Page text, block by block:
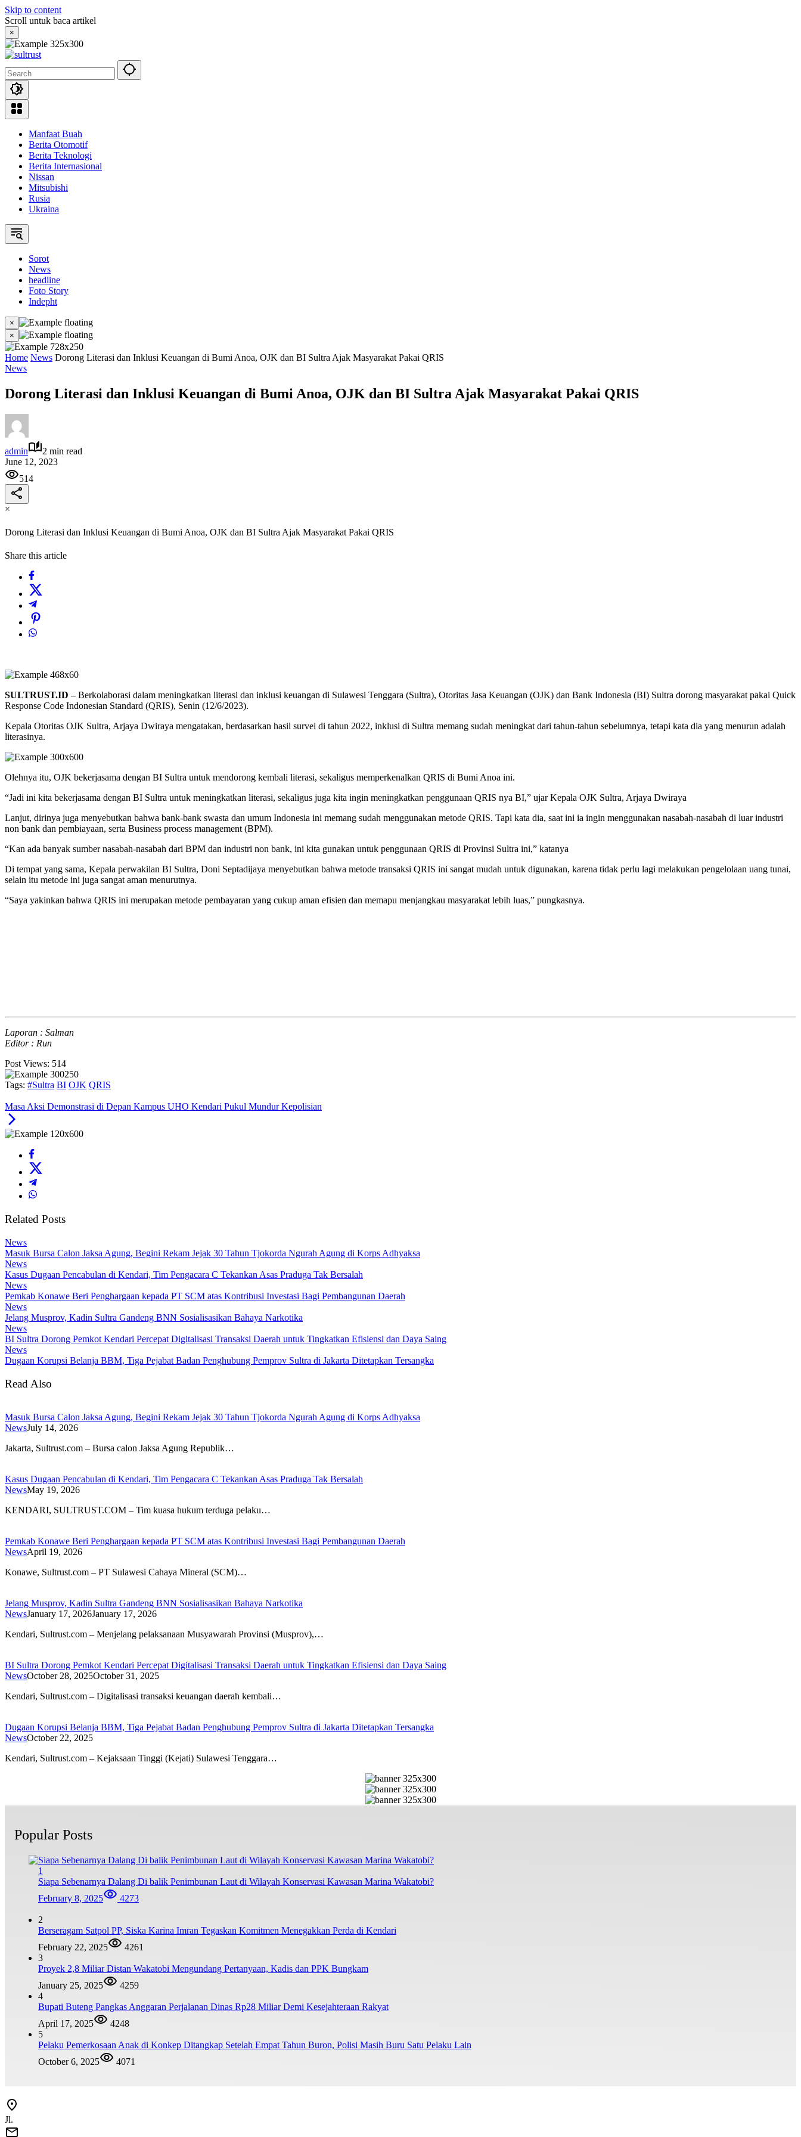
Skip to content
Scroll untuk baca artikel
×
Manfaat Buah
Berita Otomotif
Berita Teknologi
Berita Internasional
Nissan
Mitsubishi
Rusia
Ukraina
Sorot
News
headline
Foto Story
Indepht
×
×
Home News Dorong Literasi dan Inklusi Keuangan di Bumi Anoa, OJK dan BI Sultra Ajak Masyarakat Pakai QRIS
News
Dorong Literasi dan Inklusi Keuangan di Bumi Anoa, OJK dan BI Sultra Ajak Masyarakat Pakai QRIS
admin
2 min read
June 12, 2023
514
×
Dorong Literasi dan Inklusi Keuangan di Bumi Anoa, OJK dan BI Sultra Ajak Masyarakat Pakai QRIS
Share this article
SULTRUST.ID – Berkolaborasi dalam meningkatkan literasi dan inklusi keuangan di Sulawesi Tenggara (Sultra), Otoritas Jasa Keuangan (OJK) dan Bank Indonesia (BI) Sultra dorong masyarakat pakai Quick
Response Code Indonesian Standard (QRIS), Senin (12/6/2023).
Kepala Otoritas OJK Sultra, Arjaya Dwiraya mengatakan, berdasarkan hasil survei di tahun 2022, inklusi di Sultra memang sudah meningkat dari tahun-tahun sebelumnya, tetapi kata dia yang menurun adalah
literasinya.
Olehnya itu, OJK bekerjasama dengan BI Sultra untuk mendorong kembali literasi, sekaligus memperkenalkan QRIS di Bumi Anoa ini.
“Jadi ini kita bekerjasama dengan BI Sultra untuk meningkatkan literasi, sekaligus juga kita ingin meningkatkan penggunaan QRIS nya BI,” ujar Kepala OJK Sultra, Arjaya Dwiraya
Lanjut, dirinya juga menyebutkan bahwa bank-bank swasta dan umum Indonesia ini memang sudah menggunakan metode QRIS. Tapi kata dia, saat ini ia ingin menggunakan nasabah-nasabah di luar industri
non bank dan pembiayaan, serta Business process management (BPM).
“Kan ada banyak sumber nasabah-nasabah dari BPM dan industri non bank, ini kita gunakan untuk penggunaan QRIS di Provinsi Sultra ini,” katanya
Di tempat yang sama, Kepala perwakilan BI Sultra, Doni Septadijaya menyebutkan bahwa metode transaksi QRIS ini sangat mudah untuk digunakan, karena tidak perlu lagi melakukan pengelolaan uang tunai,
selain itu metode ini juga sangat aman menurutnya.
“Saya yakinkan bahwa QRIS ini merupakan metode pembayaran yang cukup aman efisien dan memapu menjangkau masyarakat lebih luas,” pungkasnya.
Laporan : Salman
Editor : Run
Post Views: 514
Tags: #Sultra BI OJK QRIS
Masa Aksi Demonstrasi di Depan Kampus UHO Kendari Pukul Mundur Kepolisian
Related Posts
News
Masuk Bursa Calon Jaksa Agung, Begini Rekam Jejak 30 Tahun Tjokorda Ngurah Agung di Korps Adhyaksa
News
Kasus Dugaan Pencabulan di Kendari, Tim Pengacara C Tekankan Asas Praduga Tak Bersalah
News
Pemkab Konawe Beri Penghargaan kepada PT SCM atas Kontribusi Investasi Bagi Pembangunan Daerah
News
Jelang Musprov, Kadin Sultra Gandeng BNN Sosialisasikan Bahaya Narkotika
News
BI Sultra Dorong Pemkot Kendari Percepat Digitalisasi Transaksi Daerah untuk Tingkatkan Efisiensi dan Daya Saing
News
Dugaan Korupsi Belanja BBM, Tiga Pejabat Badan Penghubung Pemprov Sultra di Jakarta Ditetapkan Tersangka
Read Also
Masuk Bursa Calon Jaksa Agung, Begini Rekam Jejak 30 Tahun Tjokorda Ngurah Agung di Korps Adhyaksa
NewsJuly 14, 2026
​Jakarta, Sultrust.com – Bursa calon Jaksa Agung Republik…
Kasus Dugaan Pencabulan di Kendari, Tim Pengacara C Tekankan Asas Praduga Tak Bersalah
NewsMay 19, 2026
KENDARI, SULTRUST.COM – Tim kuasa hukum terduga pelaku…
Pemkab Konawe Beri Penghargaan kepada PT SCM atas Kontribusi Investasi Bagi Pembangunan Daerah
NewsApril 19, 2026
Konawe, Sultrust.com – PT Sulawesi Cahaya Mineral (SCM)…
Jelang Musprov, Kadin Sultra Gandeng BNN Sosialisasikan Bahaya Narkotika
NewsJanuary 17, 2026January 17, 2026
Kendari, Sultrust.com – Menjelang pelaksanaan Musyawarah Provinsi (Musprov),…
BI Sultra Dorong Pemkot Kendari Percepat Digitalisasi Transaksi Daerah untuk Tingkatkan Efisiensi dan Daya Saing
NewsOctober 28, 2025October 31, 2025
Kendari, Sultrust.com – Digitalisasi transaksi keuangan daerah kembali…
Dugaan Korupsi Belanja BBM, Tiga Pejabat Badan Penghubung Pemprov Sultra di Jakarta Ditetapkan Tersangka
NewsOctober 22, 2025
Kendari, Sultrust.com – Kejaksaan Tinggi (Kejati) Sulawesi Tenggara…
Popular Posts
1
Siapa Sebenarnya Dalang Di balik Penimbunan Laut di Wilayah Konservasi Kawasan Marina Wakatobi?
February 8, 2025
4273
2
Berseragam Satpol PP, Siska Karina Imran Tegaskan Komitmen Menegakkan Perda di Kendari
February 22, 2025
4261
3
Proyek 2,8 Miliar Distan Wakatobi Mengundang Pertanyaan, Kadis dan PPK Bungkam
January 25, 2025
4259
4
Bupati Buteng Pangkas Anggaran Perjalanan Dinas Rp28 Miliar Demi Kesejahteraan Rakyat
April 17, 2025
4248
5
Pelaku Pemerkosaan Anak di Konkep Ditangkap Setelah Empat Tahun Buron, Polisi Masih Buru Satu Pelaku Lain
October 6, 2025
4071
Jl.